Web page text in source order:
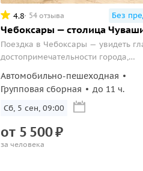
4.8 54 отзыва Без
Чебоксары — столица
Поездка в Чебоксары — увидеть
достопримечательности города,
магическому камню.
Автомобильно-пешеходная
Групповая сборная
до 11 ч.
Сб, 5 сен, 09:00
от 5 500₽
за человека